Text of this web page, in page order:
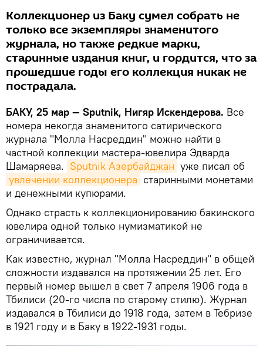
Коллекционер из Баку сумел собрать не
только все экземпляры знаменитого
журнала, но также редкие марки,
старинные издания книг, и гордится, что за
прошедшие годы его коллекция никак не
пострадала.
БАКУ, 25 мар — Sputnik, Нигяр Искендерова. Все
номера некогда знаменитого сатирического
журнала "Молла Насреддин" можно найти в
частной коллекции мастера-ювелира Эдварда
Шамаряева. Sputnik Азербайджан уже писал об
увлечении коллекционера старинными монетами
и денежными купюрами.
Однако страсть к коллекционированию бакинского
ювелира одной только нумизматикой не
ограничивается.
Как известно, журнал "Молла Насреддин" в общей
сложности издавался на протяжении 25 лет. Его
первый номер вышел в свет 7 апреля 1906 года в
Тбилиси (20-го числа по старому стилю). Журнал
издавался в Тбилиси до 1918 года, затем в Тебризе
в 1921 году и в Баку в 1922-1931 годы.